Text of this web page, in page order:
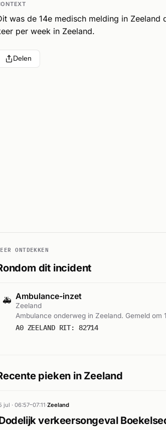
was de 14e medisch melding in
per week in Zeeland.
Delen
ONTDEKKEN
dit incident
🚑 Ambulance-inzet
Zeeland
Ambulance onderweg in Zeeland. Gemeld om
A0 ZEELAND RIT: 82714
pieken in Zeeland
jul · 06:57–07:11·Zeeland
verkeersongeval